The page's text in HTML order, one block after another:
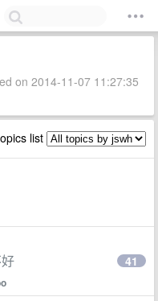
on 2014-11-07 11:27:35
list
41